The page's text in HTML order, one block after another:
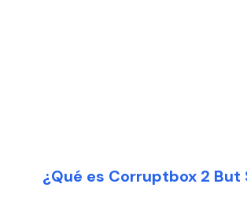
¿Qué es Corruptbox 2 But